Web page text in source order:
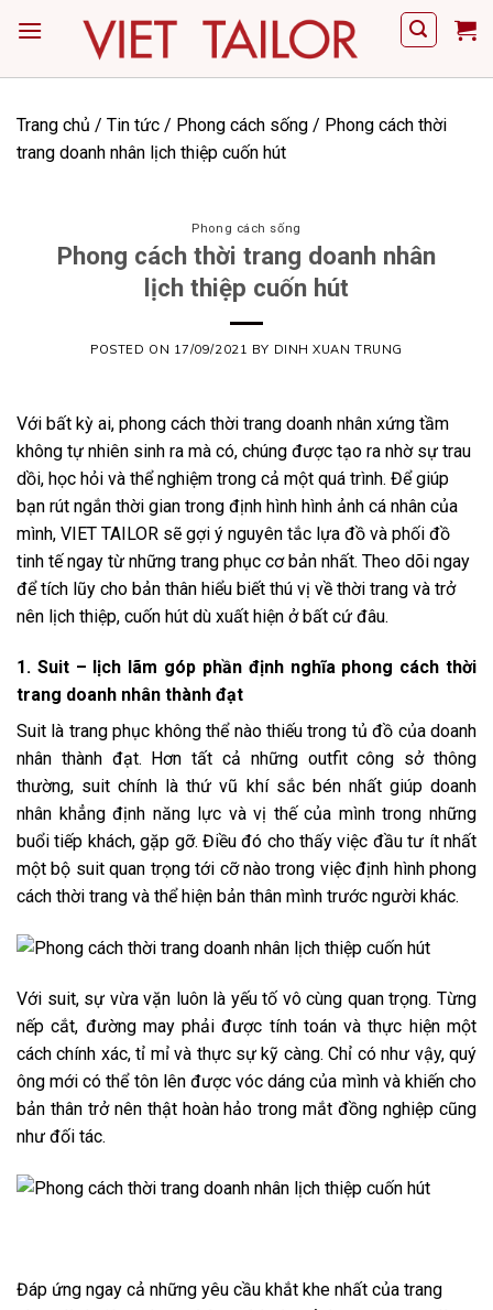
Trang chủ / Tin tức / Phong cách sống / Phong cách thời
trang doanh nhân lịch thiệp cuốn hút
Phong cách sống
Phong cách thời trang doanh nhân
lịch thiệp cuốn hút
POSTED ON 17/09/2021 BY DINH XUAN TRUNG
Với bất kỳ ai, phong cách thời trang doanh nhân xứng tầm
không tự nhiên sinh ra mà có, chúng được tạo ra nhờ sự trau
dồi, học hỏi và thể nghiệm trong cả một quá trình. Để giúp
bạn rút ngắn thời gian trong định hình hình ảnh cá nhân của
mình, VIET TAILOR sẽ gợi ý nguyên tắc lựa đồ và phối đồ
tinh tế ngay từ những trang phục cơ bản nhất. Theo dõi ngay
để tích lũy cho bản thân hiểu biết thú vị về thời trang và trở
nên lịch thiệp, cuốn hút dù xuất hiện ở bất cứ đâu.
1. Suit – lịch lãm góp phần định nghĩa phong cách thời
trang doanh nhân thành đạt
Suit là trang phục không thể nào thiếu trong tủ đồ của doanh
nhân thành đạt. Hơn tất cả những outfit công sở thông
thường, suit chính là thứ vũ khí sắc bén nhất giúp doanh
nhân khẳng định năng lực và vị thế của mình trong những
buổi tiếp khách, gặp gỡ. Điều đó cho thấy việc đầu tư ít nhất
một bộ suit quan trọng tới cỡ nào trong việc định hình phong
cách thời trang và thể hiện bản thân mình trước người khác.
Với suit, sự vừa vặn luôn là yếu tố vô cùng quan trọng. Từng
nếp cắt, đường may phải được tính toán và thực hiện một
cách chính xác, tỉ mỉ và thực sự kỹ càng. Chỉ có như vậy, quý
ông mới có thể tôn lên được vóc dáng của mình và khiến cho
bản thân trở nên thật hoàn hảo trong mắt đồng nghiệp cũng
như đối tác.
Đáp ứng ngay cả những yêu cầu khắt khe nhất của trang